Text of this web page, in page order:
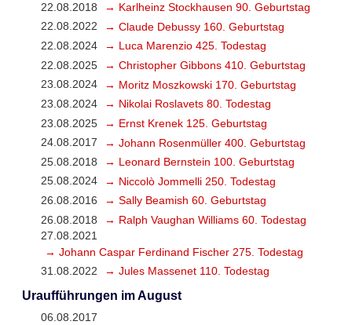
22.08.2018
→ Karlheinz Stockhausen 90. Geburtstag
22.08.2022
→ Claude Debussy 160. Geburtstag
22.08.2024
→ Luca Marenzio 425. Todestag
22.08.2025
→ Christopher Gibbons 410. Geburtstag
23.08.2024
→ Moritz Moszkowski 170. Geburtstag
23.08.2024
→ Nikolai Roslavets 80. Todestag
23.08.2025
→ Ernst Krenek 125. Geburtstag
24.08.2017
→ Johann Rosenmüller 400. Geburtstag
25.08.2018
→ Leonard Bernstein 100. Geburtstag
25.08.2024
→ Niccolò Jommelli 250. Todestag
26.08.2016
→ Sally Beamish 60. Geburtstag
26.08.2018
→ Ralph Vaughan Williams 60. Todestag
27.08.2021
→ Johann Caspar Ferdinand Fischer 275. Todestag
31.08.2022
→ Jules Massenet 110. Todestag
Uraufführungen im August
06.08.2017